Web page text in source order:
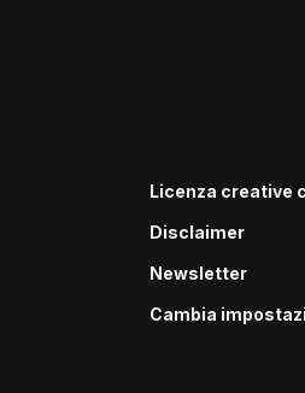
Licenza creative
Disclaimer
Newsletter
Cambia